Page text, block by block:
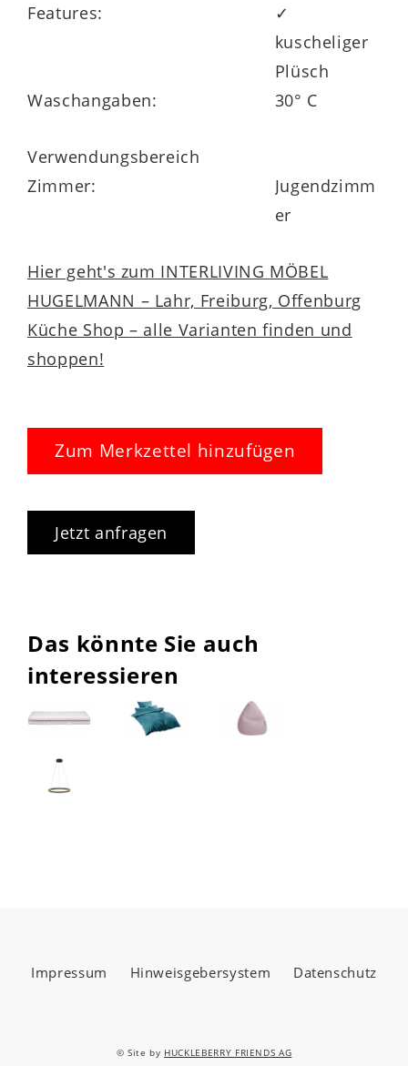
Features:
✓
kuscheliger
Plüsch
Waschangaben:
30° C
Verwendungsbereich
Zimmer:
Jugendzimm
er
Hier geht's zum INTERLIVING MÖBEL
HUGELMANN – Lahr, Freiburg, Offenburg
Küche Shop – alle Varianten finden und
shoppen!
Zum Merkzettel hinzufügen
Jetzt anfragen
Das könnte Sie auch
interessieren
Impressum Hinweisgebersystem Datenschutz
© Site by HUCKLEBERRY FRIENDS AG